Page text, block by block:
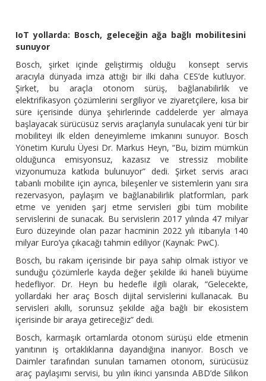
IoT yollarda: Bosch, geleceğin ağa bağlı mobilitesini
sunuyor
Bosch, şirket içinde geliştirmiş olduğu konsept servis
aracıyla dünyada imza attığı bir ilki daha CES’de kutluyor.
Şirket, bu araçla otonom sürüş, bağlanabilirlik ve
elektrifikasyon çözümlerini sergiliyor ve ziyaretçilere, kısa bir
süre içerisinde dünya şehirlerinde caddelerde yer almaya
başlayacak sürücüsüz servis araçlarıyla sunulacak yeni tür bir
mobiliteyi ilk elden deneyimleme imkanını sunuyor. Bosch
Yönetim Kurulu Üyesi Dr. Markus Heyn, “Bu, bizim mümkün
olduğunca emisyonsuz, kazasız ve stressiz mobilite
vizyonumuza katkıda bulunuyor” dedi. Şirket servis aracı
tabanlı mobilite için ayrıca, bileşenler ve sistemlerin yanı sıra
rezervasyon, paylaşım ve bağlanabilirlik platformları, park
etme ve yeniden şarj etme servisleri gibi tüm mobilite
servislerini de sunacak. Bu servislerin 2017 yılında 47 milyar
Euro düzeyinde olan pazar hacminin 2022 yılı itibarıyla 140
milyar Euro’ya çıkacağı tahmin ediliyor (Kaynak: PwC).
Bosch, bu rakam içerisinde bir paya sahip olmak istiyor ve
sunduğu çözümlerle kayda değer şekilde iki haneli büyüme
hedefliyor. Dr. Heyn bu hedefle ilgili olarak, “Gelecekte,
yollardaki her araç Bosch dijital servislerini kullanacak. Bu
servisleri akıllı, sorunsuz şekilde ağa bağlı bir ekosistem
içerisinde bir araya getireceğiz” dedi.
Bosch, karmaşık ortamlarda otonom sürüşü elde etmenin
yanıtının iş ortaklıklarına dayandığına inanıyor. Bosch ve
Daimler tarafından sunulan tamamen otonom, sürücüsüz
araç paylaşımı servisi, bu yılın ikinci yarısında ABD’de Silikon